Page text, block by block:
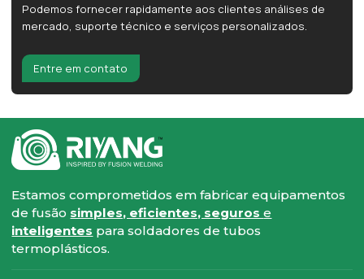
Podemos fornecer rapidamente aos clientes análises de
mercado, suporte técnico e serviços personalizados.
Entre em contato
Estamos comprometidos em fabricar equipamentos
de fusão simples, eficientes, segurose
inteligentes para soldadores de tubos
termoplásticos.